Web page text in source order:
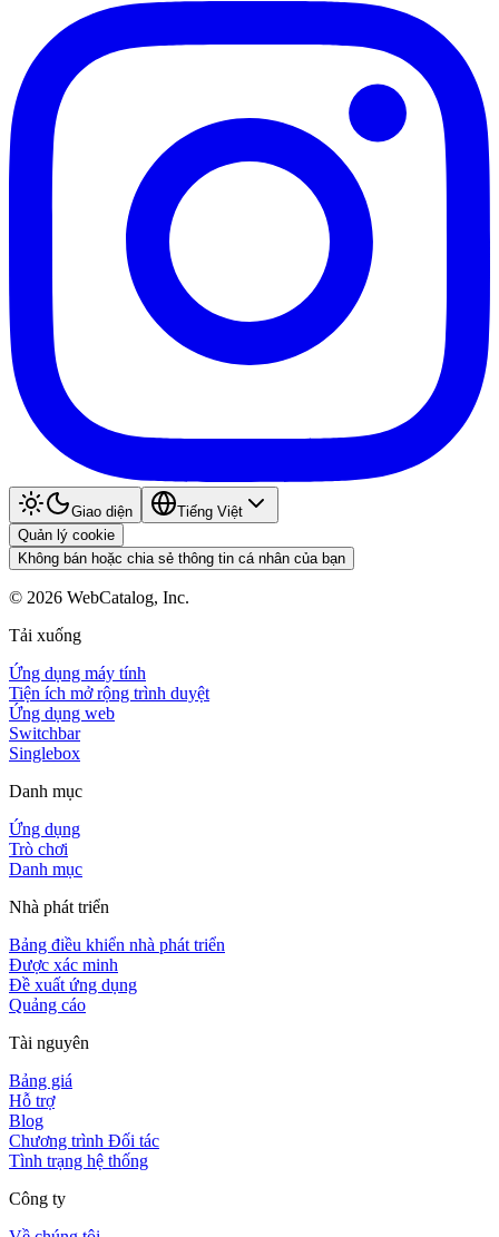
Giao diện
Tiếng Việt
Quản lý cookie
Không bán hoặc chia sẻ thông tin cá nhân của bạn
© 2026 WebCatalog, Inc.
Tải xuống
Ứng dụng máy tính
Tiện ích mở rộng trình duyệt
Ứng dụng web
Switchbar
Singlebox
Danh mục
Ứng dụng
Trò chơi
Danh mục
Nhà phát triển
Bảng điều khiển nhà phát triển
Được xác minh
Đề xuất ứng dụng
Quảng cáo
Tài nguyên
Bảng giá
Hỗ trợ
Blog
Chương trình Đối tác
Tình trạng hệ thống
Công ty